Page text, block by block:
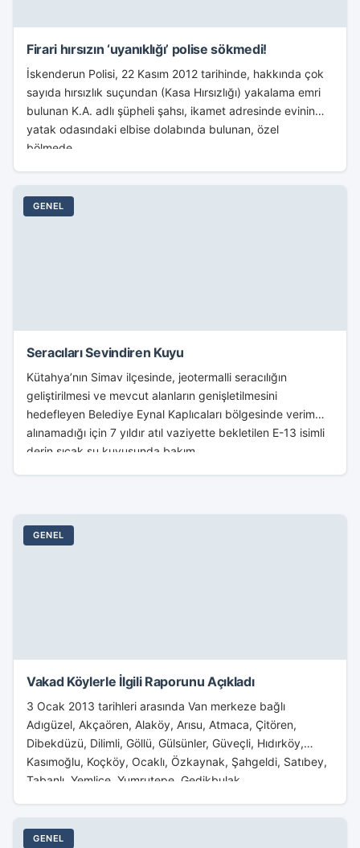
Firari hırsızın ‘uyanıklığı’ polise sökmedi!
İskenderun Polisi, 22 Kasım 2012 tarihinde, hakkında çok
sayıda hırsızlık suçundan (Kasa Hırsızlığı) yakalama emri
bulunan K.A. adlı şüpheli şahsı, ikamet adresinde evinin
yatak odasındaki elbise dolabında bulunan, özel
bölmede...
GENEL
Seracıları Sevindiren Kuyu
Kütahya’nın Simav ilçesinde, jeotermalli seracılığın
geliştirilmesi ve mevcut alanların genişletilmesini
hedefleyen Belediye Eynal Kaplıcaları bölgesinde verim
alınamadığı için 7 yıldır atıl vaziyette bekletilen E-13 isimli
derin sıcak su kuyusunda bakım...
GENEL
Vakad Köylerle İlgili Raporunu Açıkladı
3 Ocak 2013 tarihleri arasında Van merkeze bağlı
Adıgüzel, Akçaören, Alaköy, Arısu, Atmaca, Çitören,
Dibekdüzü, Dilimli, Göllü, Gülsünler, Güveçli, Hıdırköy,
Kasımoğlu, Koçköy, Ocaklı, Özkaynak, Şahgeldi, Satıbey,
Tabanlı, Yemlice, Yumrutepe, Gedikbulak,...
GENEL